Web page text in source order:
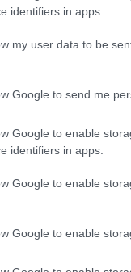
identifiers in apps.
my user data to be
Google to send me
Google to enable
identifiers in apps.
Google to enable
Google to enable